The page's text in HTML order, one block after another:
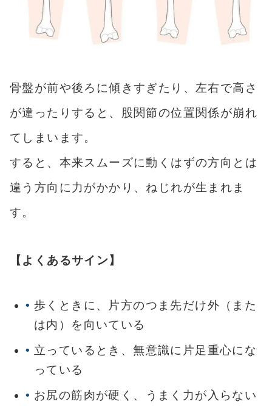
骨盤が前や後ろに傾きすぎたり、左右で高さ
が違ったりすると、股関節の位置関係が崩れ
てしまいます。
すると、本来スムーズに動くはずの方向とは
違う方向に力がかかり、ねじれが生まれま
す。
【よくあるサイン】
歩くときに、片方のつま先だけ外（また
は内）を向いている
立っているとき、無意識に片足重心にな
っている
お尻の筋肉が硬く、うまく力が入らない